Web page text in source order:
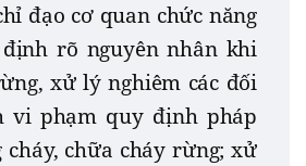
đạo cơ quan chức năng
rõ nguyên nhân khi
xử lý nghiêm các đối
vi phạm quy định pháp
chữa cháy rừng; xử